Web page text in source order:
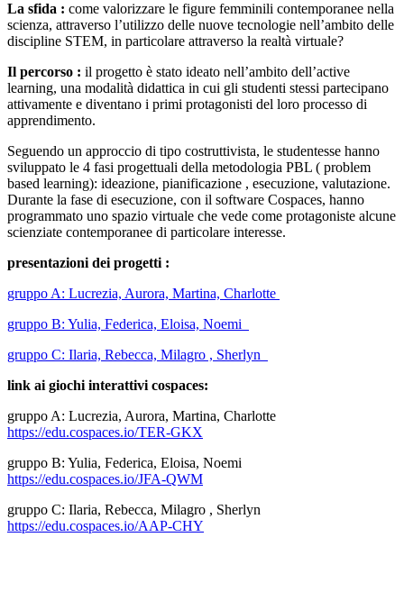
La sfida : come valorizzare le figure femminili contemporanee nella
scienza, attraverso l’utilizzo delle nuove tecnologie nell’ambito delle
discipline STEM, in particolare attraverso la realtà virtuale?
Il percorso : il progetto è stato ideato nell’ambito dell’active
learning, una modalità didattica in cui gli studenti stessi partecipano
attivamente e diventano i primi protagonisti del loro processo di
apprendimento.
Seguendo un approccio di tipo costruttivista, le studentesse hanno
sviluppato le 4 fasi progettuali della metodologia PBL ( problem
based learning): ideazione, pianificazione , esecuzione, valutazione.
Durante la fase di esecuzione, con il software Cospaces, hanno
programmato uno spazio virtuale che vede come protagoniste alcune
scienziate contemporanee di particolare interesse.
presentazioni dei progetti :
gruppo A: Lucrezia, Aurora, Martina, Charlotte
gruppo B: Yulia, Federica, Eloisa, Noemi
gruppo C: Ilaria, Rebecca, Milagro , Sherlyn
link ai giochi interattivi cospaces:
gruppo A: Lucrezia, Aurora, Martina, Charlotte
https://edu.cospaces.io/TER-GKX
gruppo B: Yulia, Federica, Eloisa, Noemi
https://edu.cospaces.io/JFA-QWM
gruppo C: Ilaria, Rebecca, Milagro , Sherlyn
https://edu.cospaces.io/AAP-CHY